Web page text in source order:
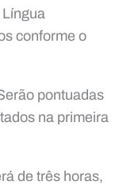
conforme o
pontuadas
na primeira
de três horas,